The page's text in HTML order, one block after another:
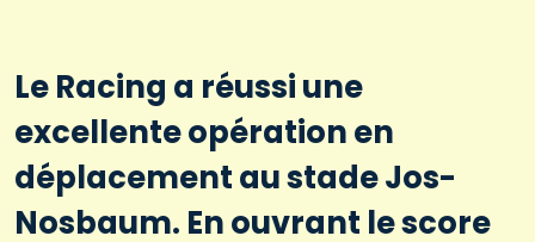
Le Racing a réussi une
excellente opération en
déplacement au stade Jos-
Nosbaum. En ouvrant le score